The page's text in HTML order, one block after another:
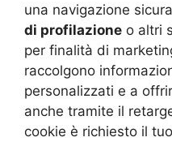
una navigazione
di profilazione o altri
per finalità di
raccolgono
personalizzati e a
anche tramite il
cookie è richiesto il